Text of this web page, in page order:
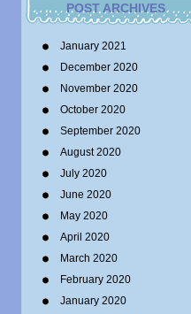
POST ARCHIVES
January 2021
December 2020
November 2020
October 2020
September 2020
August 2020
July 2020
June 2020
May 2020
April 2020
March 2020
February 2020
January 2020